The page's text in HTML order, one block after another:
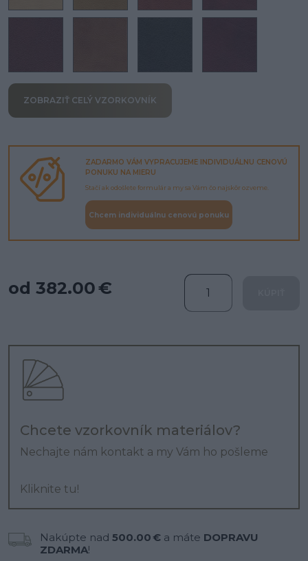
ZOBRAZIŤ CELÝ VZORKOVNÍK
ZADARMO VÁM VYPRACUJEME INDIVIDUÁLNU CENOVÚ
PONUKU NA MIERU
Stačí ak odošlete formulár a my sa Vám čo najskôr ozveme.
Chcem individuálnu cenovú ponuku
od 382.00 €
Chcete vzorkovník materiálov?
Nechajte nám kontakt a my Vám ho pošleme
Kliknite tu!
Nakúpte nad 500.00 € a máte DOPRAVU
ZDARMA!